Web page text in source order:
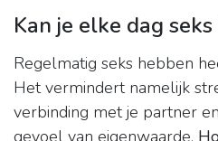
Kan je elke dag
Regelmatig seks hebben
Het vermindert namelijk
verbinding met je partner
gevoel van eigenwaarde.